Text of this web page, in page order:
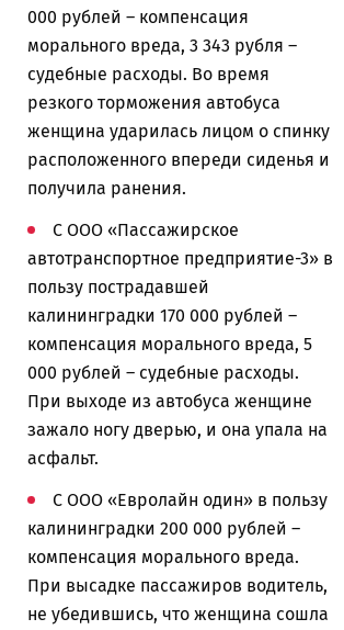
000 рублей – компенсация
морального вреда, 3 343 рубля –
судебные расходы. Во время
резкого торможения автобуса
женщина ударилась лицом о спинку
расположенного впереди сиденья и
получила ранения.
С ООО «Пассажирское
автотранспортное предприятие-3» в
пользу пострадавшей
калининградки 170 000 рублей –
компенсация морального вреда, 5
000 рублей – судебные расходы.
При выходе из автобуса женщине
зажало ногу дверью, и она упала на
асфальт.
С ООО «Евролайн один» в пользу
калининградки 200 000 рублей –
компенсация морального вреда.
При высадке пассажиров водитель,
не убедившись, что женщина сошла